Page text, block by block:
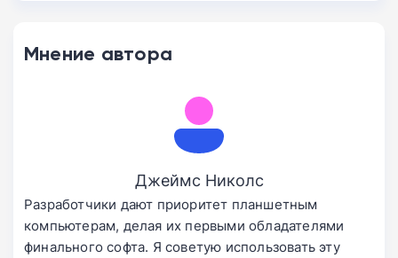
Мнение автора
Джеймс Николс
Разработчики дают приоритет планшетным
компьютерам, делая их первыми обладателями
финального софта. Я советую использовать эту